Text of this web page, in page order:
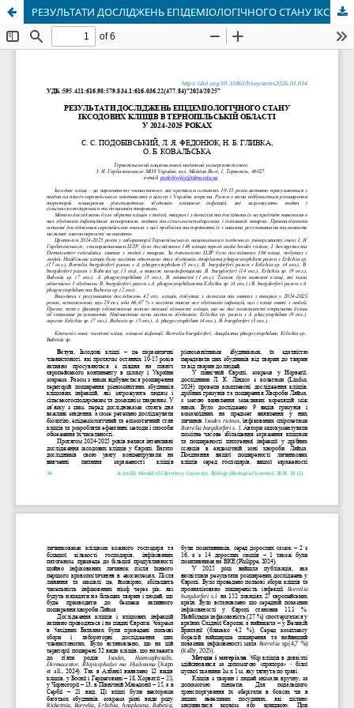
РЕЗУЛЬТАТИ ДОСЛІДЖЕНЬ ЕПІДЕМІОЛОГІЧНОГО СТАНУ ІКСОДОВИХ КЛІЩІВ В ТЕРНОПІЛЬСЬКІЙ ОБЛАСТІ У 2024-2025 РОКАХ